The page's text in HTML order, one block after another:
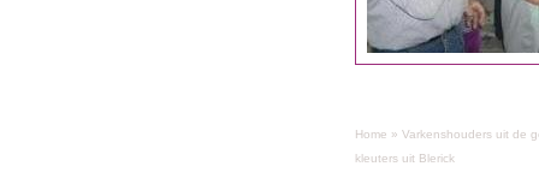
Home » Varkenshouders uit de
kleuters uit Blerick